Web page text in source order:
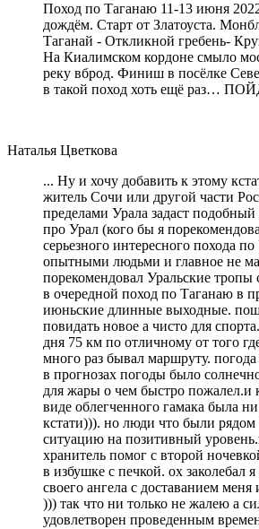
Поход по Таганаю 11-13 июня
дождём. Старт от Златоуста.
Таганай - Откликной гребень-
На Киалимском кордоне смыло
реку вброд. Финиш в посёлке
в такой поход хоть ещё раз…
Наталья Цветкова
... Ну и хочу добавить к этому
житель Сочи или другой части
пределами Урала задаст
про Урал (кого бы я
серьезного интересного похода
опытными людьми и главное не
порекомендовал Уральские тропы
в очередной поход по Таганаю в
июньские длинные выходные.
повидать новое а чисто для
дня 75 км по отличному от того
много раз бывал маршруту. погода
в прогнозах погоды было
для жары о чем быстро пожалел.и
виде облегченного гамака была
кстати))). но люди что были рядом
ситуацию на позитивный
хранитель помог с второй
в избушке с печкой. ох заколебал
своего ангела с доставанием
))) так что ни только не жалею а
удовлетворен проведенным